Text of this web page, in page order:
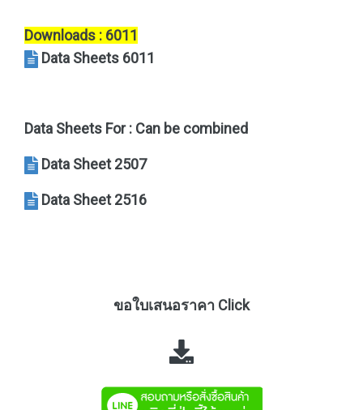
Downloads : 6011
Data Sheets 6011
Data Sheets For : Can be combined
Data Sheet 2507
Data Sheet 2516
ขอใบเสนอราคา Click